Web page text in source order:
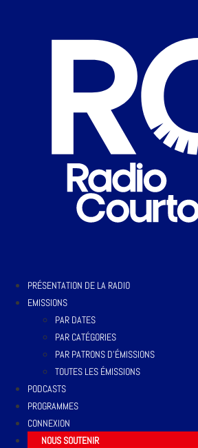
PRÉSENTATION DE LA RADIO
EMISSIONS
PAR DATES
PAR CATÉGORIES
PAR PATRONS D’ÉMISSIONS
TOUTES LES ÉMISSIONS
PODCASTS
PROGRAMMES
CONNEXION
NOUS SOUTENIR